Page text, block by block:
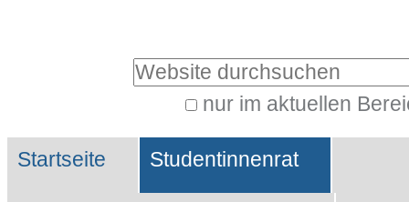
Website durchsuchen
nur im aktuellen
Suche…
Sektionen
Startseite Studentinnenrat